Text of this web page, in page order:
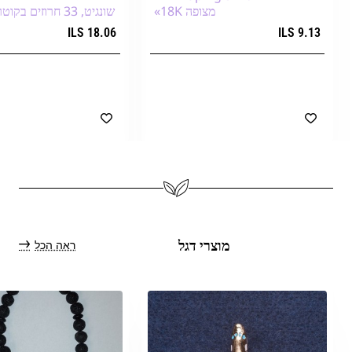
מצופה 18K»
9.13 ILS
שונגיט, 33 חרוזים בקוטר 12 מ״מ+
18.06 ILS
מוצרי דגל ראה הכל